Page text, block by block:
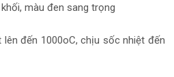
màu đen sang trọng
đến 1000oC, chịu sốc nhiệt đến